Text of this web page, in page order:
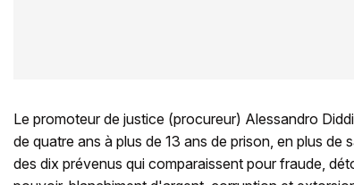
Le promoteur de justice (procureur) Alessandro
de quatre ans à plus de 13 ans de prison, en plus
des dix prévenus qui comparaissent pour fraude,